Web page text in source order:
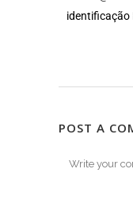
identificação
POST A